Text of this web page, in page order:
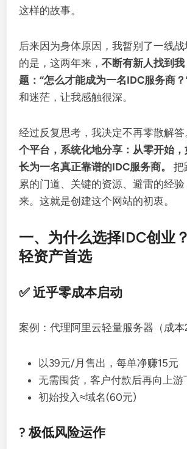
这样的故事。
后来因为身体原因，我暂别了一线
的是，这两年来，不断有新人找到
题：“怎么才能成为一名IDC服务商？
和迷茫，让我感触很深。
经过反复思考，我决定不再零散解答
个平台，系统化地分享：从零开始
长为一名真正靠谱的IDC服务商。
把
累的门道、关键的资源、避雷的经
来。这就是创建这个网站的初衷。
一、为什么选择IDC创业
轻资产首选
✅ 近乎零成本启动
案例：代理阿里云轻量服务器（成本
以39元/月售出，每单净赚15元
无需囤货，客户付款后再向上游
初始投入≈域名(60元)
? 极低风险运作